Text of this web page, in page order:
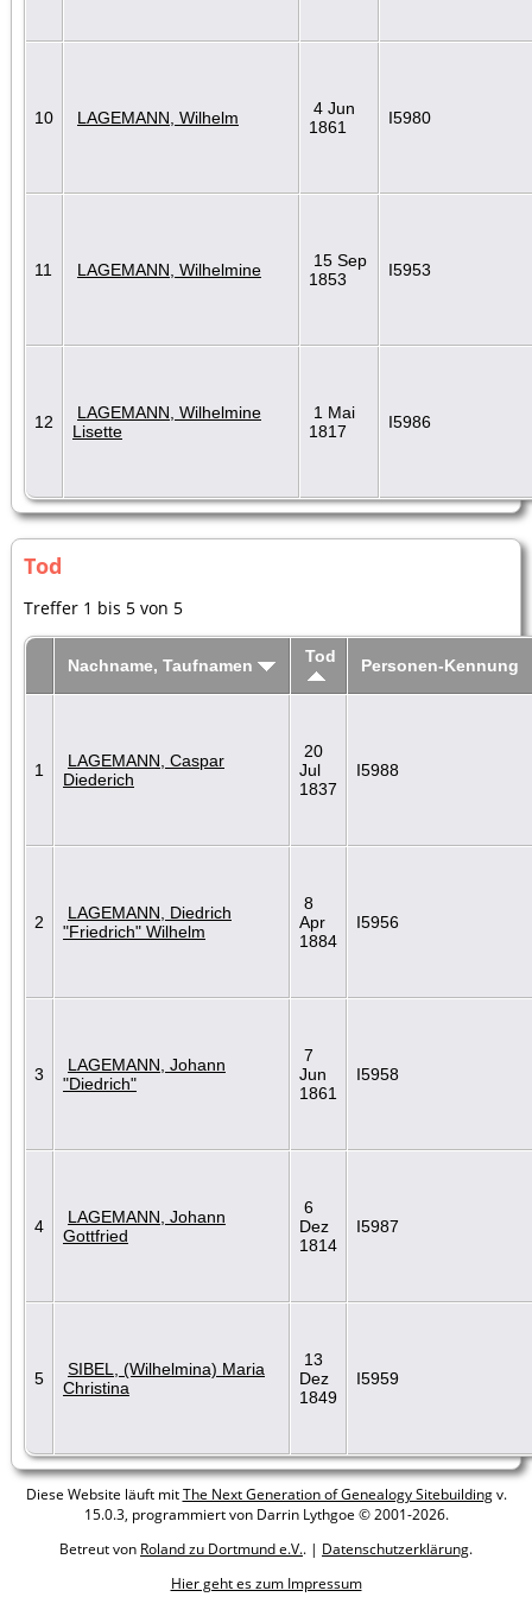
10 LAGEMANN, Wilhelm
4 Jun
1861
I5980
11 LAGEMANN, Wilhelmine
15 Sep
1853
I5953
12
LAGEMANN, Wilhelmine
Lisette
1 Mai
1817
I5986
Tod
Treffer 1 bis 5 von 5
Nachname, Taufnamen Tod Personen-Kennung
1
LAGEMANN, Caspar
Diederich
20
Jul
1837
I5988
2
LAGEMANN, Diedrich
"Friedrich" Wilhelm
8
Apr
1884
I5956
3
LAGEMANN, Johann
"Diedrich"
7
Jun
1861
I5958
4
LAGEMANN, Johann
Gottfried
6
Dez
1814
I5987
5
SIBEL, (Wilhelmina) Maria
Christina
13
Dez
1849
I5959
Diese Website läuft mitThe Next Generation of Genealogy Sitebuildingv.
15.0.3, programmiert von Darrin Lythgoe © 2001-2026.
Betreut von Roland zu Dortmund e.V.. | Datenschutzerklärung.
Hier geht es zum Impressum